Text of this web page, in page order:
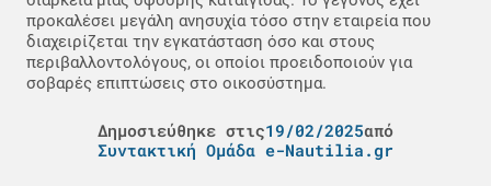
προκαλέσει μεγάλη ανησυχία τόσο στην εταιρεία που
διαχειρίζεται την εγκατάσταση όσο και στους
περιβαλλοντολόγους, οι οποίοι προειδοποιούν για
σοβαρές επιπτώσεις στο οικοσύστημα.
Δημοσιεύθηκε στις19/02/2025από
Συντακτική Ομάδα e-Nautilia.gr